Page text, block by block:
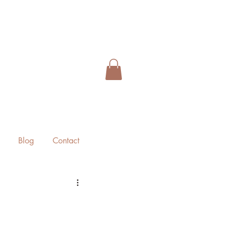
Blog Contact